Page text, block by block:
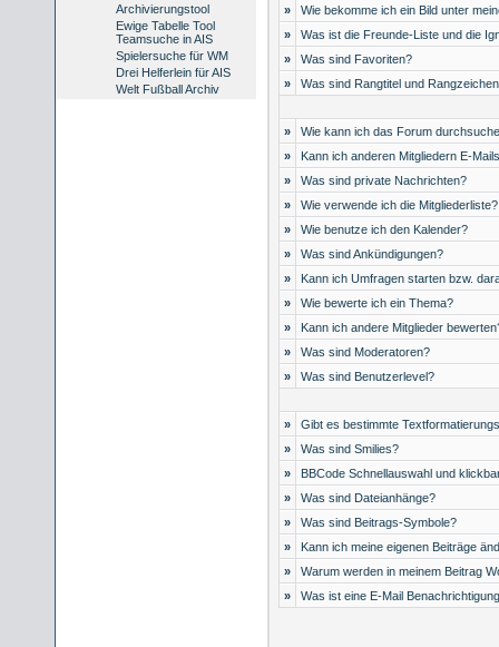
Archivierungstool
Ewige Tabelle Tool
Teamsuche in AIS
Spielersuche für WM
Drei Helferlein für AIS
Welt Fußball Archiv
»
Wie bekomme ich ein Bild unter
»
Was ist die Freunde-Liste und die
»
Was sind Favoriten?
»
Was sind Rangtitel und
»
Wie kann ich das Forum
»
Kann ich anderen Mitgliedern E-
»
Was sind private Nachrichten?
»
Wie verwende ich die Mitgliederliste?
»
Wie benutze ich den Kalender?
»
Was sind Ankündigungen?
»
Kann ich Umfragen starten bzw.
»
Wie bewerte ich ein Thema?
»
Kann ich andere Mitglieder
»
Was sind Moderatoren?
»
Was sind Benutzerlevel?
»
Gibt es bestimmte
»
Was sind Smilies?
»
BBCode Schnellauswahl und
»
Was sind Dateianhänge?
»
Was sind Beitrags-Symbole?
»
Kann ich meine eigenen Beiträge
»
Warum werden in meinem Beitrag
»
Was ist eine E-Mail